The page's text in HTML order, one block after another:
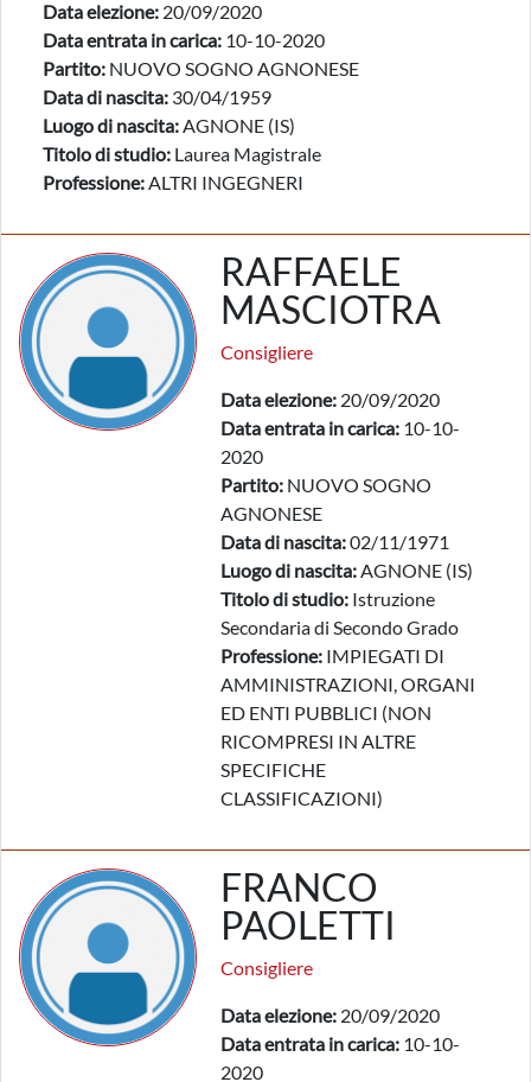
Data elezione: 20/09/2020
Data entrata in carica: 10-10-2020
Partito: NUOVO SOGNO AGNONESE
Data di nascita: 30/04/1959
Luogo di nascita:AGNONE (IS)
Titolo di studio: Laurea Magistrale
Professione:ALTRI INGEGNERI
RAFFAELE
MASCIOTRA
Consigliere
Data elezione: 20/09/2020
Data entrata in carica: 10-10-
2020
Partito: NUOVO SOGNO
AGNONESE
Data di nascita:02/11/1971
Luogo di nascita:AGNONE (IS)
Titolo di studio: Istruzione
Secondaria di Secondo Grado
Professione: IMPIEGATI DI
AMMINISTRAZIONI, ORGANI
ED ENTI PUBBLICI (NON
RICOMPRESI IN ALTRE
SPECIFICHE
CLASSIFICAZIONI)
FRANCO
PAOLETTI
Consigliere
Data elezione: 20/09/2020
Data entrata in carica: 10-10-
2020